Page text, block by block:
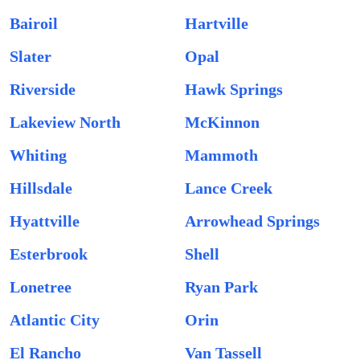
Bairoil
Hartville
Slater
Opal
Riverside
Hawk Springs
Lakeview North
McKinnon
Whiting
Mammoth
Hillsdale
Lance Creek
Hyattville
Arrowhead Springs
Esterbrook
Shell
Lonetree
Ryan Park
Atlantic City
Orin
El Rancho
Van Tassell